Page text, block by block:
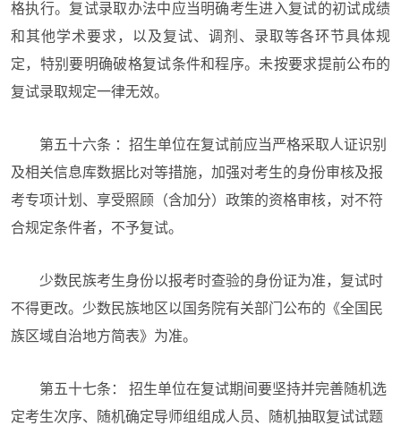
格执行。复试录取办法中应当明确考生进入复试的初试成绩
和其他学术要求，以及复试、调剂、录取等各环节具体规
定，特别要明确破格复试条件和程序。未按要求提前公布的
复试录取规定一律无效。
第五十六条 ：招生单位在复试前应当严格采取人证识别
及相关信息库数据比对等措施，加强对考生的身份审核及报
考专项计划、享受照顾（含加分）政策的资格审核，对不符
合规定条件者，不予复试。
少数民族考生身份以报考时查验的身份证为准，复试时
不得更改。少数民族地区以国务院有关部门公布的《全国民
族区域自治地方简表》为准。
第五十七条： 招生单位在复试期间要坚持并完善随机选
定考生次序、随机确定导师组组成人员、随机抽取复试试题